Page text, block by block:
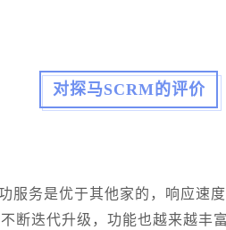
对探马SCRM的评价
服务是优于其他家的，响应速
断迭代升级，功能也越来越丰